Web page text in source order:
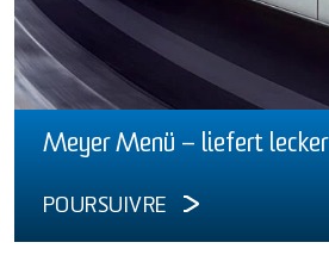
Meyer Menü – liefert lecker
POURSUIVRE